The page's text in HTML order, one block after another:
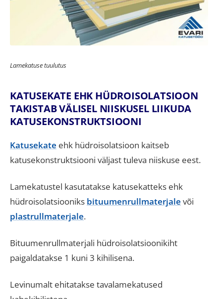
Lamekatuse tuulutus
KATUSEKATE EHK HÜDROISOLATSIOON
TAKISTAB VÄLISEL NIISKUSEL LIIKUDA
KATUSEKONSTRUKTSIOONI
Katusekate ehk hüdroisolatsioon kaitseb
katusekonstruktsiooni väljast tuleva niiskuse eest.
Lamekatustel kasutatakse katusekatteks ehk
hüdroisolatsiooniks bituumenrullmaterjale või
plastrullmaterjale.
Bituumenrullmaterjali hüdroisolatsioonikiht
paigaldatakse 1 kuni 3 kihilisena.
Levinumalt ehitatakse tavalamekatused